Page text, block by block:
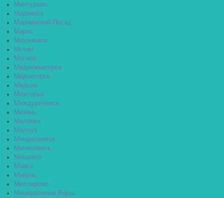
Мантурово
Мариинск
Мариинский Посад
Маркс
Махачкала
Мглин
Мегион
Медвежьегорск
Медногорск
Медынь
Межгорье
Междуреченск
Мезень
Меленки
Мелеуз
Менделеевск
Мензелинск
Мещовск
Миасс
Микунь
Миллерово
Минеральные Воды